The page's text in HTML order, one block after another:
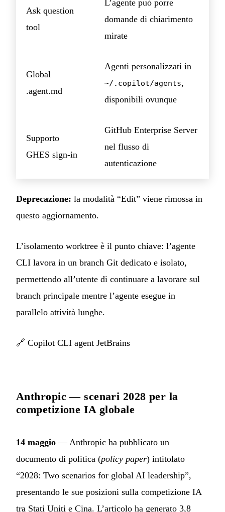
Ask question
tool
L’agente può porre
domande di chiarimento
mirate
Global
.agent.md
Agenti personalizzati in
~/.copilot/agents,
disponibili ovunque
Supporto
GHES sign-in
GitHub Enterprise Server
nel flusso di
autenticazione
Deprecazione: la modalità “Edit” viene rimossa in
questo aggiornamento.
L’isolamento worktree è il punto chiave: l’agente
CLI lavora in un branch Git dedicato e isolato,
permettendo all’utente di continuare a lavorare sul
branch principale mentre l’agente esegue in
parallelo attività lunghe.
🔗 Copilot CLI agent JetBrains
Anthropic — scenari 2028 per la
competizione IA globale
14 maggio — Anthropic ha pubblicato un
documento di politica (policy paper) intitolato
“2028: Two scenarios for global AI leadership”,
presentando le sue posizioni sulla competizione IA
tra Stati Uniti e Cina. L’articolo ha generato 3,8